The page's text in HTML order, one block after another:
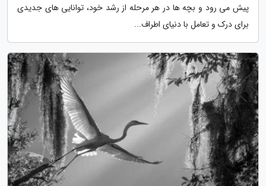
پیش می رود و بچه ها در هر مرحله از رشد خود، توانایی های جدیدی
برای درک و تعامل با دنیای اطراف...